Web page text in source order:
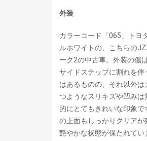
外装
カラーコード「065」トヨ
ルホワイトの、こちらの
ーク2の中古車。外装の傷
サイドステップに割れを伴
はあるものの、それ以外は
つようなスリキズや凹みは
的にとてもきれいな印象で
の上面もしっかりクリアが
艶やかな状態が保たれてい